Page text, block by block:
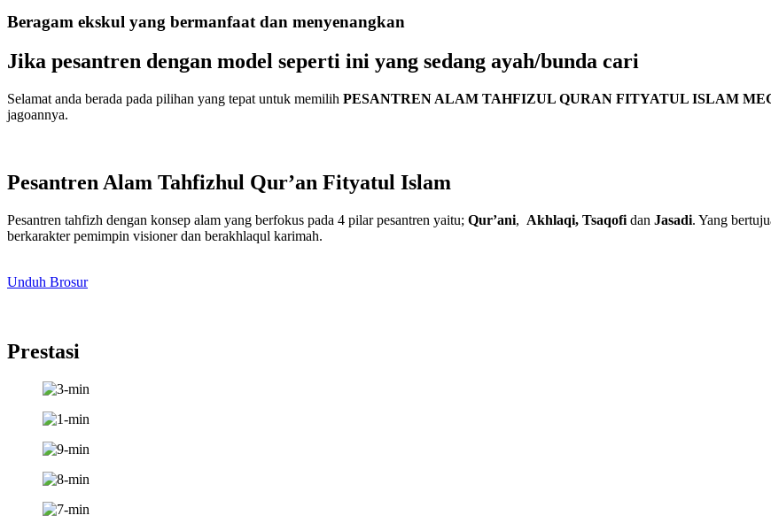
Beragam ekskul yang bermanfaat dan menyenangkan
Jika pesantren dengan model seperti ini yang sedang ayah/bunda cari
Selamat anda berada pada pilihan yang tepat untuk memilih PESANTREN ALAM TAHFIZUL QURAN FITYATUL ISLAM
jagoannya.
Pesantren Alam Tahfizhul Qur’an Fityatul Islam
Pesantren tahfizh dengan konsep alam yang berfokus pada 4 pilar pesantren yaitu; Qur’ani, Akhlaqi, Tsaqofi dan Jasadi. Yang
berkarakter pemimpin visioner dan berakhlaqul karimah.
Unduh Brosur
Prestasi